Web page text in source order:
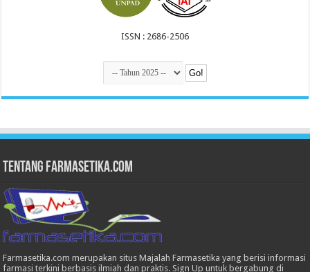
ISSN : 2686-2506
Tentang Farmasetika.com
Farmasetika.com merupakan situs Majalah Farmasetika yang berisi informasi
farmasi terkini berbasis ilmiah dan praktis. Sign Up untuk bergabung di